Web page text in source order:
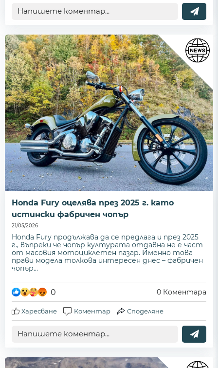
Honda Fury оцелява през 2025 г. като
истински фабричен чопър
21/05/2026
Honda Fury продължава да се предлага и през 2025
г., въпреки че чопър културата отдавна не е част
от масовия мотоциклетен пазар. Именно това
прави модела толкова интересен днес – фабричен
чопър...
0 0 Коментара
Харесване Коментар Споделяне